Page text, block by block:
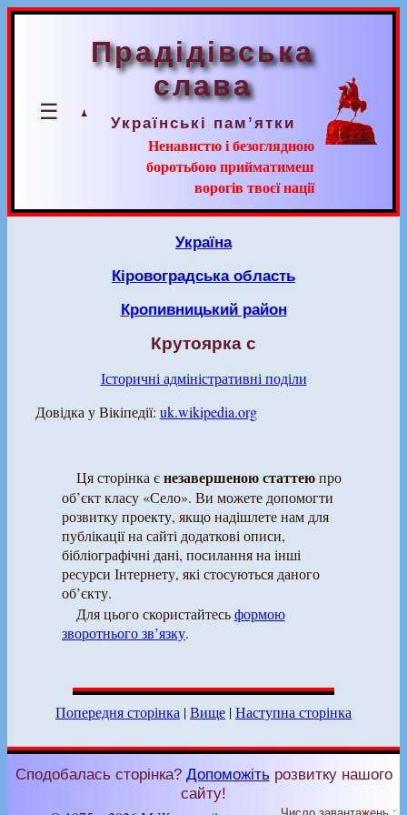
☰
Прадідівська
слава
Українські пам’ятки
Ненавистю і безоглядною
боротьбою прийматимеш
ворогів твоєї нації
Україна
Кіровоградська область
Кропивницький район
Крутоярка с
Історичні адміністративні поділи
Довідка у Вікіпедії: uk.wikipedia.org
Ця сторінка єнезавершеною статтеюпро
об’єкт класу «Село». Ви можете допомогти
розвитку проекту, якщо надішлете нам для
публікації на сайті додаткові описи,
бібліографічні дані, посилання на інші
ресурси Інтернету, які стосуються даного
об’єкту.
Для цього скористайтесьформою
зворотнього зв’язку.
Попередня сторінка |Вище |Наступна сторінка
Сподобалась сторінка? Допоможітьрозвитку нашого
сайту!